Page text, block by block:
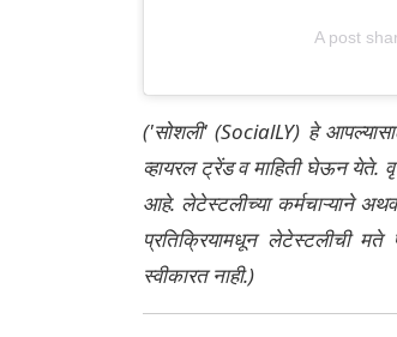
A post
('सोशली' (SocialLY) हे
व्हायरल ट्रेंड व माहिती घेऊन येते.
आहे. लेटेस्टलीच्या कर्मचाऱ्याने
प्रतिक्रियामधून लेटेस्टलीची मते
स्वीकारत नाही.)